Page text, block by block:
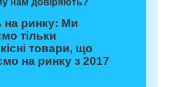
на ринку: Ми
тільки
товари, що
на ринку з 2017